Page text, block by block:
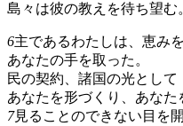
島々は彼の教えを待ち望む
6主であるわたしは、恵み
あなたの手を取った。
民の契約、諸国の光として
あなたを形づくり、あなた
7見ることのできない目を